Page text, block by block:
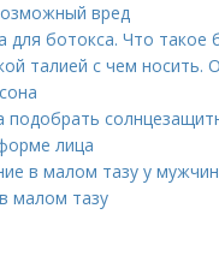
вред
для ботокса. Что такое
талией с чем носить.
лица
в малом тазу у
малом тазу